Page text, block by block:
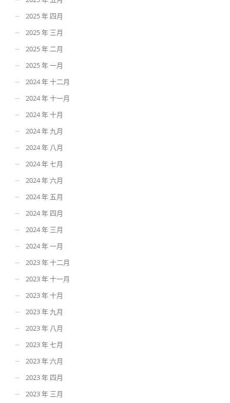
2025 年 四月
2025 年 三月
2025 年 二月
2025 年 一月
2024 年 十二月
2024 年 十一月
2024 年 十月
2024 年 九月
2024 年 八月
2024 年 七月
2024 年 六月
2024 年 五月
2024 年 四月
2024 年 三月
2024 年 一月
2023 年 十二月
2023 年 十一月
2023 年 十月
2023 年 九月
2023 年 八月
2023 年 七月
2023 年 六月
2023 年 四月
2023 年 三月